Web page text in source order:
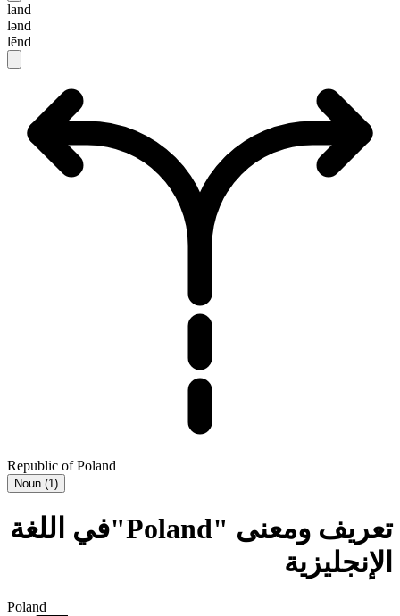
land
lənd
lēnd
Republic of Poland
Noun (1)
تعريف ومعنى "Poland"في اللغة
الإنجليزية
Poland